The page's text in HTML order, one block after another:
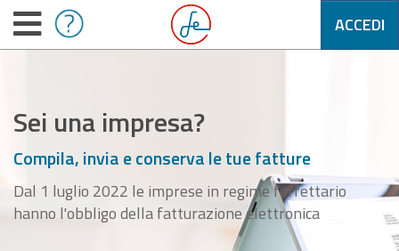
ACCEDI
Sei una impresa?
Compila, invia e conserva le tue fatture
Dal 1 luglio 2022 le imprese in regime forfettario
hanno l'obbligo della fatturazione elettronica